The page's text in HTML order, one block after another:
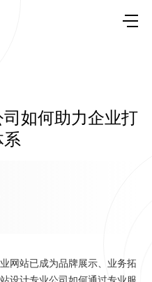
如何助力企业打
系
网站已成为品牌展示、业务拓